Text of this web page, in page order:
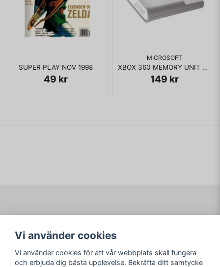
SUPER PLAY NOV 1998
49 kr
MICROSOFT
XBOX 360 MEMORY UNIT 256MB
149 kr
Köpvillkor
Logga in
Glömt lösenord?
Vi använder cookies
Vi använder cookies för att vår webbplats skall fungera
och erbjuda dig bästa upplevelse. Bekräfta ditt samtycke